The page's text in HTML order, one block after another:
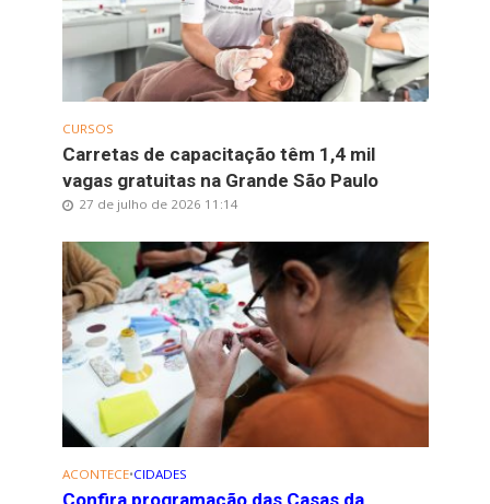
CURSOS
Carretas de capacitação têm 1,4 mil
vagas gratuitas na Grande São Paulo
27 de julho de 2026 11:14
ACONTECE•CIDADES
Confira programação das Casas da